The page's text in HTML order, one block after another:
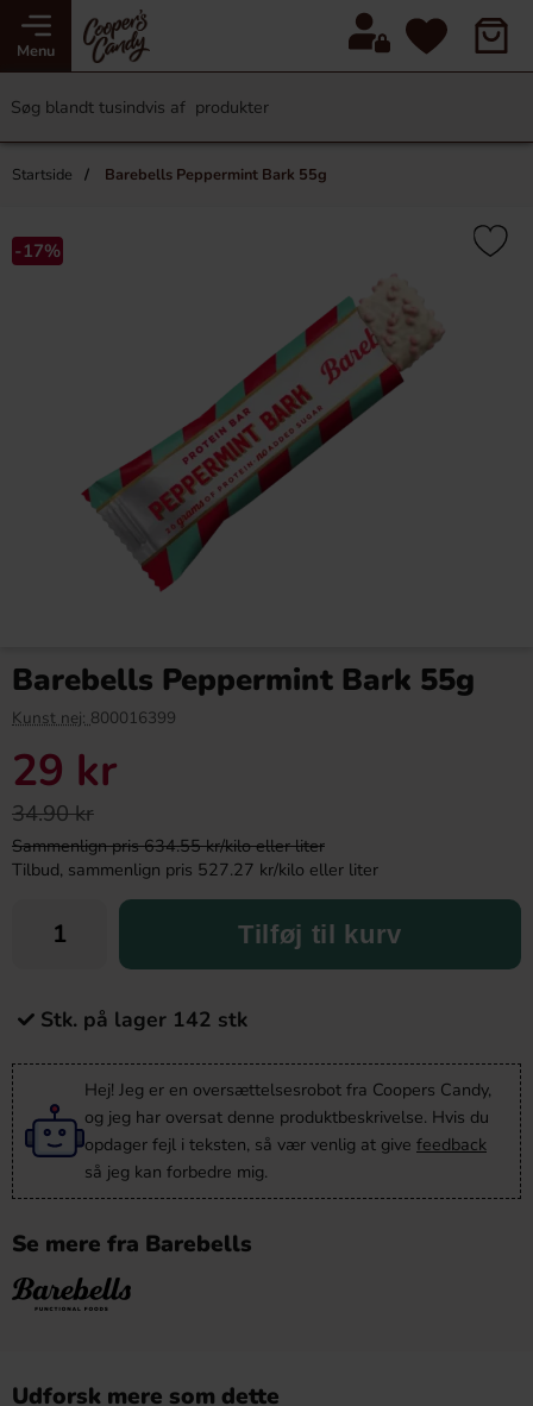
Menu
Startside Barebells Peppermint Bark 55g
-17%
Barebells Peppermint Bark 55g
Kunst nej: 800016399
29 kr
34.90 kr
Sammenlign pris 634.55 kr/kilo eller liter
Tilbud, sammenlign pris 527.27 kr/kilo eller liter
Tilføj til kurv
Stk. på lager 142 stk
Hej! Jeg er en oversættelsesrobot fra Coopers Candy,
og jeg har oversat denne produktbeskrivelse. Hvis du
opdager fejl i teksten, så vær venlig at give feedback
så jeg kan forbedre mig.
Se mere fra Barebells
Udforsk mere som dette